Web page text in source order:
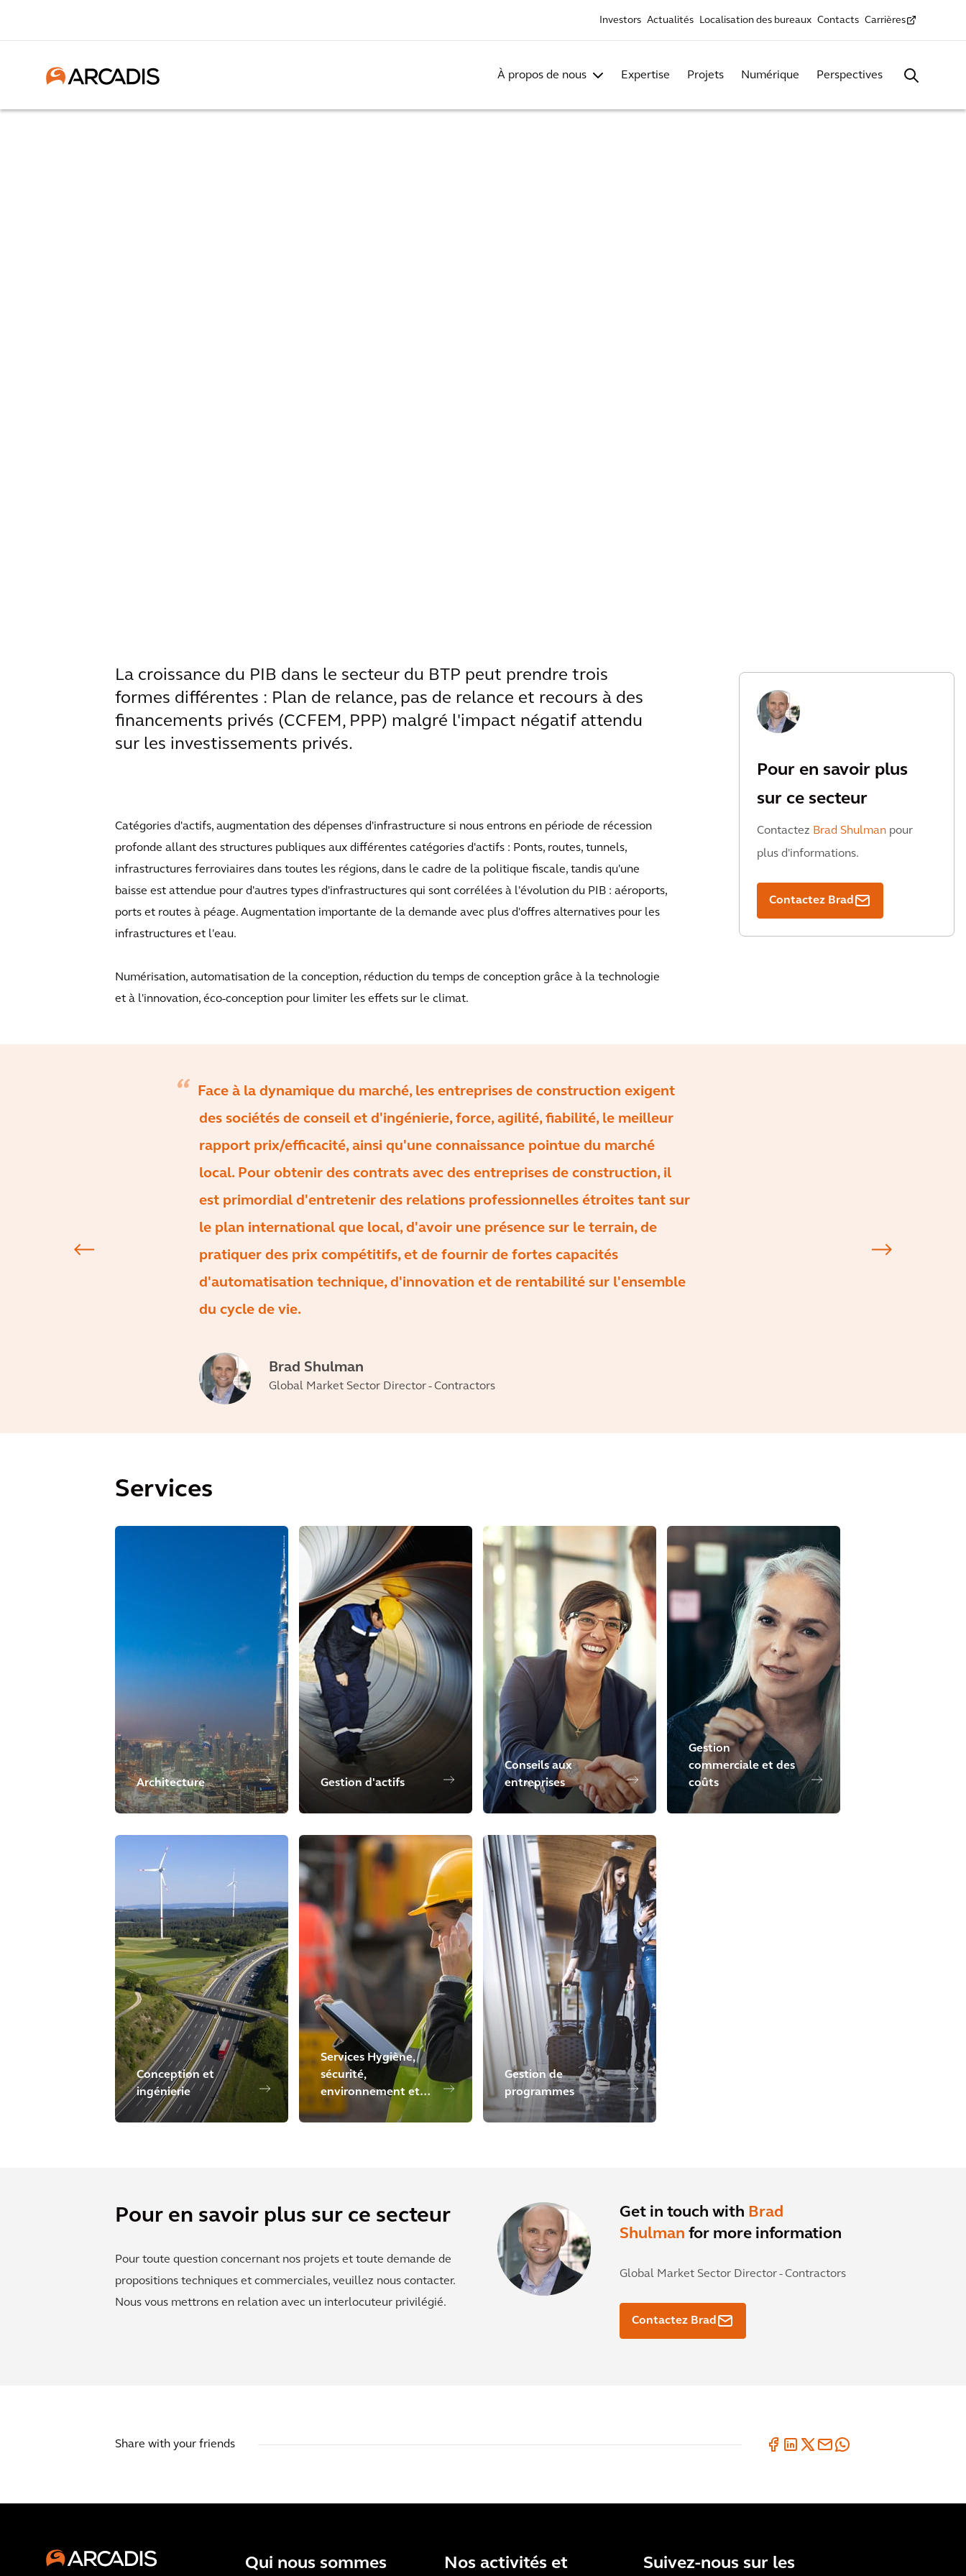
Investors Actualités Localisation des bureaux Contacts Carrières
À propos de nous Expertise Projets Numérique Perspectives
La croissance du PIB dans le secteur du BTP peut prendre trois
formes différentes : Plan de relance, pas de relance et recours à des
financements privés (CCFEM, PPP) malgré l'impact négatif attendu
sur les investissements privés.
Catégories d'actifs, augmentation des dépenses d'infrastructure si nous entrons en période de récession
profonde allant des structures publiques aux différentes catégories d'actifs : Ponts, routes, tunnels,
infrastructures ferroviaires dans toutes les régions, dans le cadre de la politique fiscale, tandis qu'une
baisse est attendue pour d'autres types d'infrastructures qui sont corrélées à l'évolution du PIB : aéroports,
ports et routes à péage. Augmentation importante de la demande avec plus d'offres alternatives pour les
infrastructures et l'eau.
Numérisation, automatisation de la conception, réduction du temps de conception grâce à la technologie
et à l'innovation, éco-conception pour limiter les effets sur le climat.
Pour en savoir plus
sur ce secteur
Contactez Brad Shulman pour
plus d'informations.
Contactez Brad
Face à la dynamique du marché, les entreprises de construction exigent
des sociétés de conseil et d'ingénierie, force, agilité, fiabilité, le meilleur
rapport prix/efficacité, ainsi qu'une connaissance pointue du marché
local. Pour obtenir des contrats avec des entreprises de construction, il
est primordial d'entretenir des relations professionnelles étroites tant sur
le plan international que local, d'avoir une présence sur le terrain, de
pratiquer des prix compétitifs, et de fournir de fortes capacités
d'automatisation technique, d'innovation et de rentabilité sur l'ensemble
du cycle de vie.
Brad Shulman
Global Market Sector Director - Contractors
Services
Architecture Gestion d'actifs
Conseils aux
entreprises
Gestion
commerciale et des
coûts
Conception et
ingénierie
Services Hygiène,
sécurité,
environnement et
développement
Gestion de
programmes
Pour en savoir plus sur ce secteur
Pour toute question concernant nos projets et toute demande de
propositions techniques et commerciales, veuillez nous contacter.
Nous vous mettrons en relation avec un interlocuteur privilégié.
Get in touch with Brad
Shulman for more information
Global Market Sector Director - Contractors
Contactez Brad
Share with your friends
Qui nous sommes Nos activités et Suivez-nous sur les